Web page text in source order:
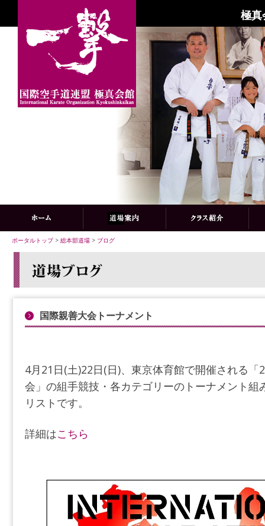
極真
ポータルトップ> 総本部道場 > ブログ
国際親善大会トーナメント
4月21日(土)22日(日)、東京体育館で開催される
会」の組手競技・各カテゴリーのトーナメント組
リストです。
詳細はこちら